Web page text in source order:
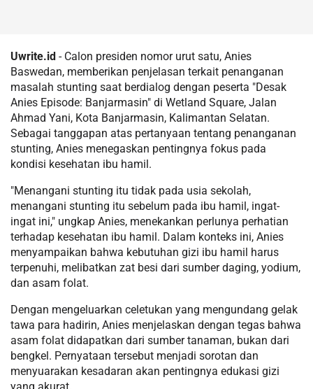
Uwrite.id - Calon presiden nomor urut satu, Anies
Baswedan, memberikan penjelasan terkait penanganan
masalah stunting saat berdialog dengan peserta "Desak
Anies Episode: Banjarmasin" di Wetland Square, Jalan
Ahmad Yani, Kota Banjarmasin, Kalimantan Selatan.
Sebagai tanggapan atas pertanyaan tentang penanganan
stunting, Anies menegaskan pentingnya fokus pada
kondisi kesehatan ibu hamil.
"Menangani stunting itu tidak pada usia sekolah,
menangani stunting itu sebelum pada ibu hamil, ingat-
ingat ini," ungkap Anies, menekankan perlunya perhatian
terhadap kesehatan ibu hamil. Dalam konteks ini, Anies
menyampaikan bahwa kebutuhan gizi ibu hamil harus
terpenuhi, melibatkan zat besi dari sumber daging, yodium,
dan asam folat.
Dengan mengeluarkan celetukan yang mengundang gelak
tawa para hadirin, Anies menjelaskan dengan tegas bahwa
asam folat didapatkan dari sumber tanaman, bukan dari
bengkel. Pernyataan tersebut menjadi sorotan dan
menyuarakan kesadaran akan pentingnya edukasi gizi
yang akurat.